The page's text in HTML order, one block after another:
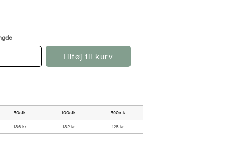
Tilføj til kurv
50stk 100stk 500stk
136 kr. 132 kr. 128 kr.